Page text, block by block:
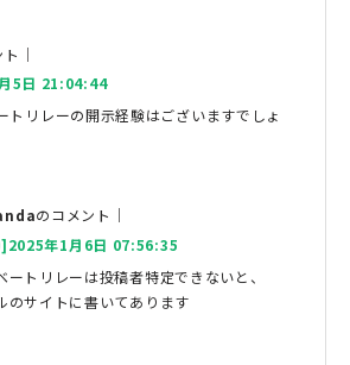
｜
5日 21:04:44
トリレーの開示経験はございますでしょ
のコメント｜
年1月6日 07:56:35
ートリレーは投稿者特定できないと、
のサイトに書いてあります